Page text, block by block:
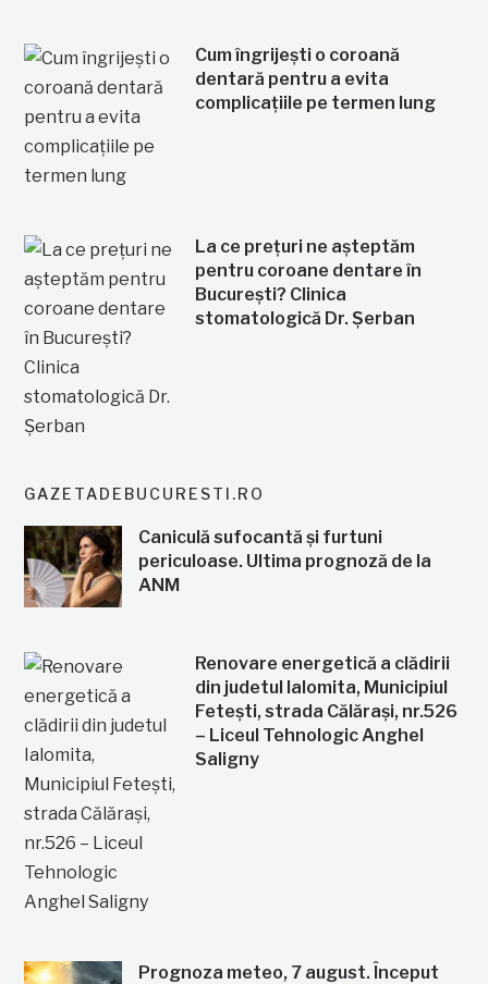
Cum îngrijești o coroană
dentară pentru a evita
complicațiile pe termen lung
La ce prețuri ne așteptăm
pentru coroane dentare în
București? Clinica
stomatologică Dr. Șerban
GAZETADEBUCURESTI.RO
Caniculă sufocantă și furtuni
periculoase. Ultima prognoză de la
ANM
Renovare energetică a clădirii
din judetul Ialomita, Municipiul
Fetești, strada Călărași, nr.526
– Liceul Tehnologic Anghel
Saligny
Prognoza meteo, 7 august. Început